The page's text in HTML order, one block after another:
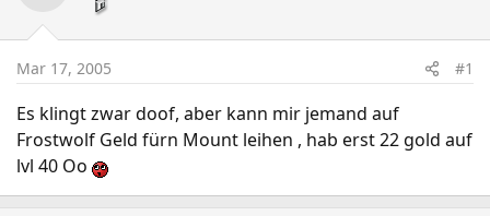
d
t
a
r
t
e
r
d
t
e
Mar 17, 2005 #1
Es klingt zwar doof, aber kann mir jemand auf
Frostwolf Geld fürn Mount leihen , hab erst 22 gold auf
lvl 40 Oo